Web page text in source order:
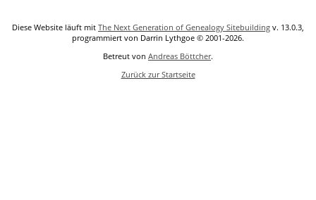
Diese Website läuft mit The Next Generation of Genealogy Sitebuilding v. 13.0.3,
programmiert von Darrin Lythgoe © 2001-2026.
Betreut von Andreas Böttcher.
Zurück zur Startseite